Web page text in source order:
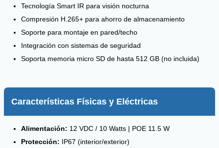
Tecnología Smart IR para visión nocturna
Compresión H.265+ para ahorro de almacenamiento
Soporte para montaje en pared/techo
Integración con sistemas de seguridad
Soporta memoria micro SD de hasta 512 GB (no incluida)
Características Físicas y Eléctricas
Alimentación: 12 VDC / 10 Watts | POE 11.5 W
Protección: IP67 (interior/exterior)